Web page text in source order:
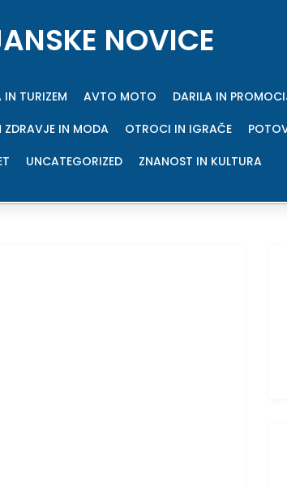
NOVICE
TURIZEM AVTO MOTO DARILA IN
ZDRAVJE IN MODA OTROCI IN IGRAČE
UNCATEGORIZED ZNANOST IN KULTURA